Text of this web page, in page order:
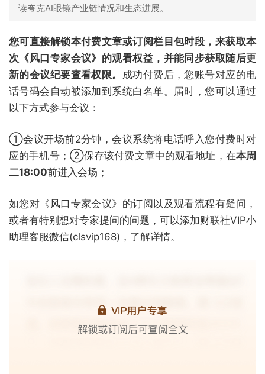
读夸克AI眼镜产业链情况和生态进展。
您可直接解锁本付费文章或订阅栏目包时段，来获取本
次《风口专家会议》的观看权益，并能同步获取随后更
新的会议纪要查看权限。 成功付费后，您账号对应的电
话号码会自动被添加到系统白名单。届时，您可以通过
以下方式参与会议：
①会议开场前2分钟，会议系统将电话呼入您付费时对
应的手机号；②保存该付费文章中的观看地址，在本周
二18:00前进入会场；
如您对《风口专家会议》的订阅以及观看流程有疑问，
或者有特别想对专家提问的问题，可以添加财联社VIP小
助理客服微信(clsvip168)，了解详情。